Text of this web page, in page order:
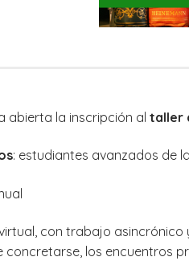
abierta la inscripción al taller
: estudiantes avanzados de
con trabajo
concretarse, los encuentros